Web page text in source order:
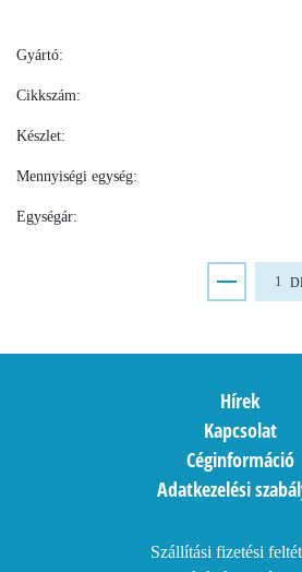
Gyártó:
Cikkszám:
Készlet:
Mennyiségi egység:
Egységár:
Hírek
Kapcsolat
Céginformáció
Adatkezelési
Szállítási fizetési